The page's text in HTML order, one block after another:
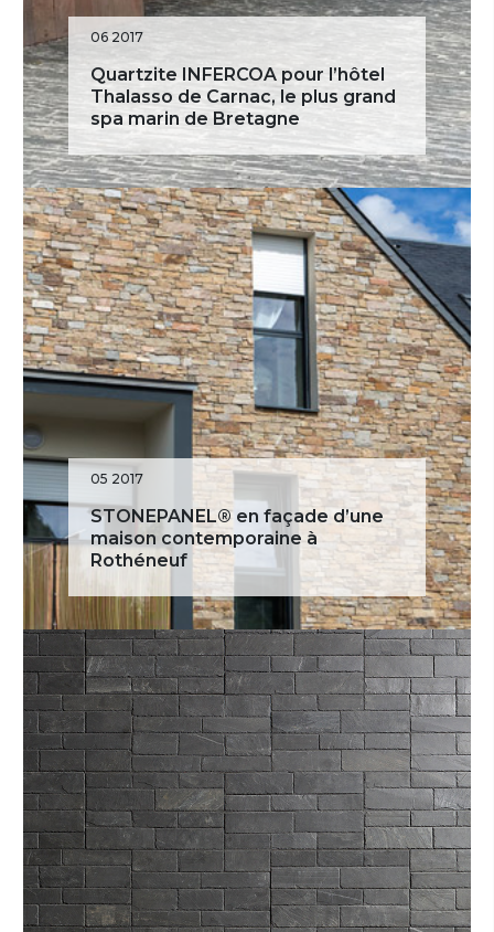
06 2017
Quartzite INFERCOA pour l’hôtel
Thalasso de Carnac, le plus grand
spa marin de Bretagne
05 2017
STONEPANEL® en façade d’une
maison contemporaine à
Rothéneuf
Décoration Façade Maison
STONEPANEL STONEPANEL NORDIC
Style Scandinave